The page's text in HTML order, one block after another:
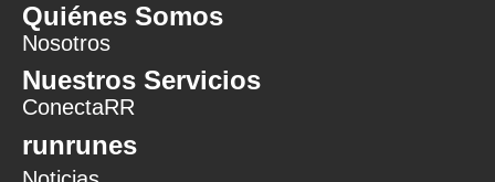
Quiénes Somos
Nosotros
Nuestros Servicios
ConectaRR
runrunes